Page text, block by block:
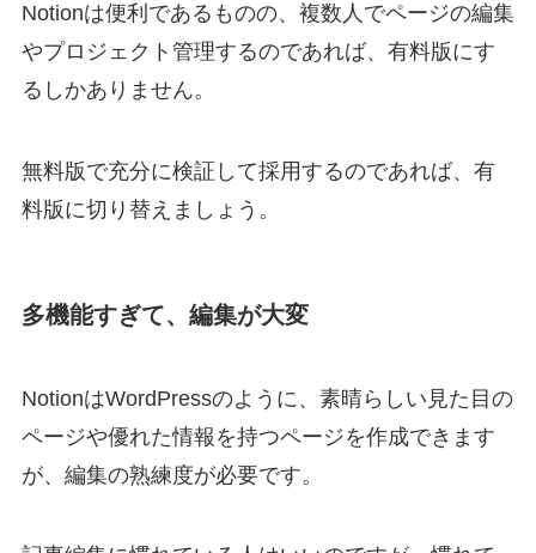
Notionは便利であるものの、複数人でページの編集
やプロジェクト管理するのであれば、有料版にす
るしかありません。
無料版で充分に検証して採用するのであれば、有
料版に切り替えましょう。
多機能すぎて、編集が大変
NotionはWordPressのように、素晴らしい見た目の
ページや優れた情報を持つページを作成できます
が、編集の熟練度が必要です。